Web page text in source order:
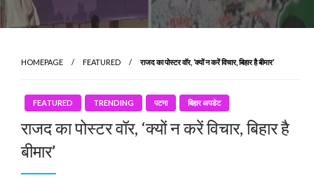
HOMEPAGE FEATURED राजद का पोस्टर वॉर, ‘क्यों न करें विचार, बिहार है बीमार’
FEATURED TRENDING पटना बिहार अपडेट
राजद का पोस्टर वॉर, ‘क्यों न करें विचार, बिहार है
बीमार’